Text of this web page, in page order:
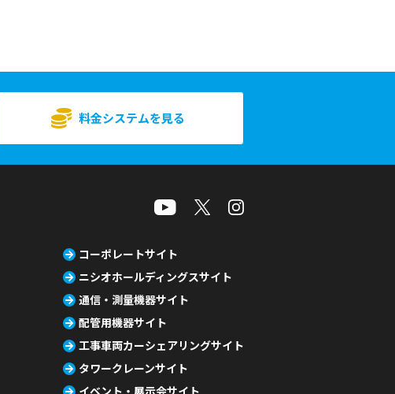
料金システムを見る
コーポレートサイト
ニシオホールディングスサイト
通信・測量機器サイト
配管用機器サイト
工事車両カーシェアリングサイト
タワークレーンサイト
イベント・展示会サイト